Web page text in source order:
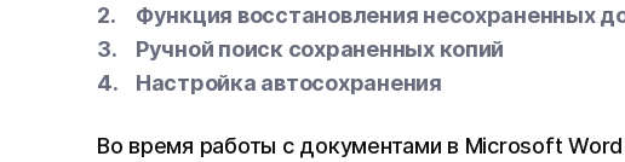
Функция восстановления несохраненных
Ручной поиск сохраненных копий
Настройка автосохранения
Во время работы с документами в Microsoft